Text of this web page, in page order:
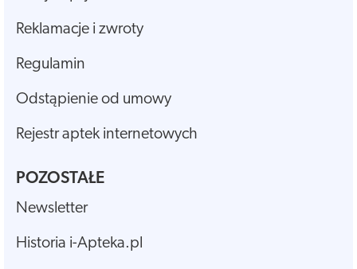
Reklamacje i zwroty
Regulamin
Odstąpienie od umowy
Rejestr aptek internetowych
POZOSTAŁE
Newsletter
Historia i-Apteka.pl